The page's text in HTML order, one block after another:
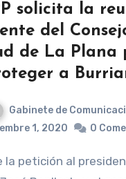
solicita la
del
de La Plana
a
Gabinete de
1, 2020
0